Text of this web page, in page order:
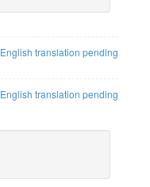
English translation pending
English translation pending